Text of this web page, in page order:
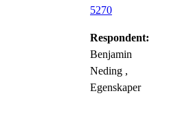
5270
Respondent:
Benjamin
Neding ,
Egenskaper